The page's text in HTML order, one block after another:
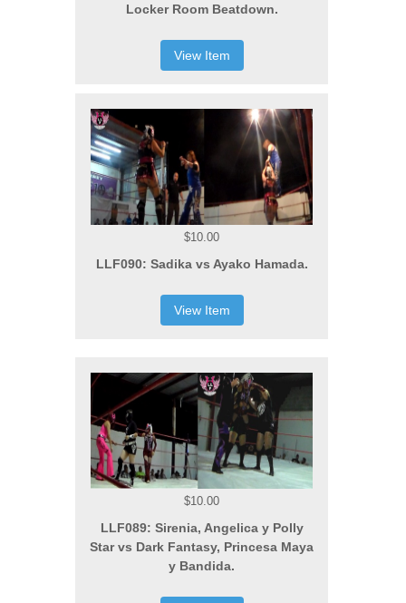
Locker Room Beatdown.
View Item
$10.00
LLF090: Sadika vs Ayako Hamada.
View Item
$10.00
LLF089: Sirenia, Angelica y Polly
Star vs Dark Fantasy, Princesa Maya
y Bandida.